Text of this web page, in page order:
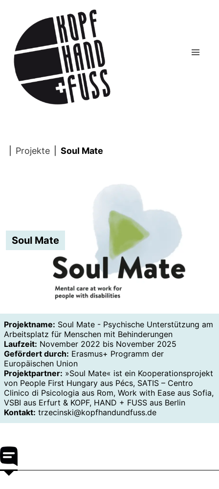
Projekte Soul Mate
Soul Mate
Projektname: Soul Mate - Psychische Unterstützung am
Arbeitsplatz für Menschen mit Behinderungen
Laufzeit: November 2022 bis November 2025
Gefördert durch: Erasmus+ Programm der
Europäischen Union
Projektpartner: »Soul Mate« ist ein Kooperationsprojekt
von People First Hungary aus Pécs, SATIS – Centro
Clinico di Psicologia aus Rom, Work with Ease aus Sofia,
VSBI aus Erfurt & KOPF, HAND + FUSS aus Berlin
Kontakt: trzecinski@kopfhandundfuss.de